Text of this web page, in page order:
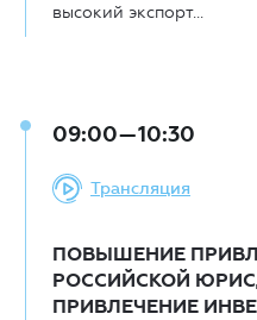
высокий экспорт...
09:00—10:30
Трансляция
ПОВЫШЕНИЕ
РОССИЙСКОЙ
ПРИВЛЕЧЕНИЕ